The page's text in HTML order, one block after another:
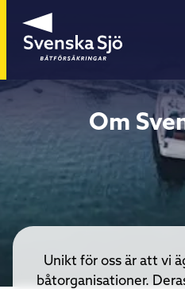
Om
Unikt för oss är att vi
båtorganisationer.